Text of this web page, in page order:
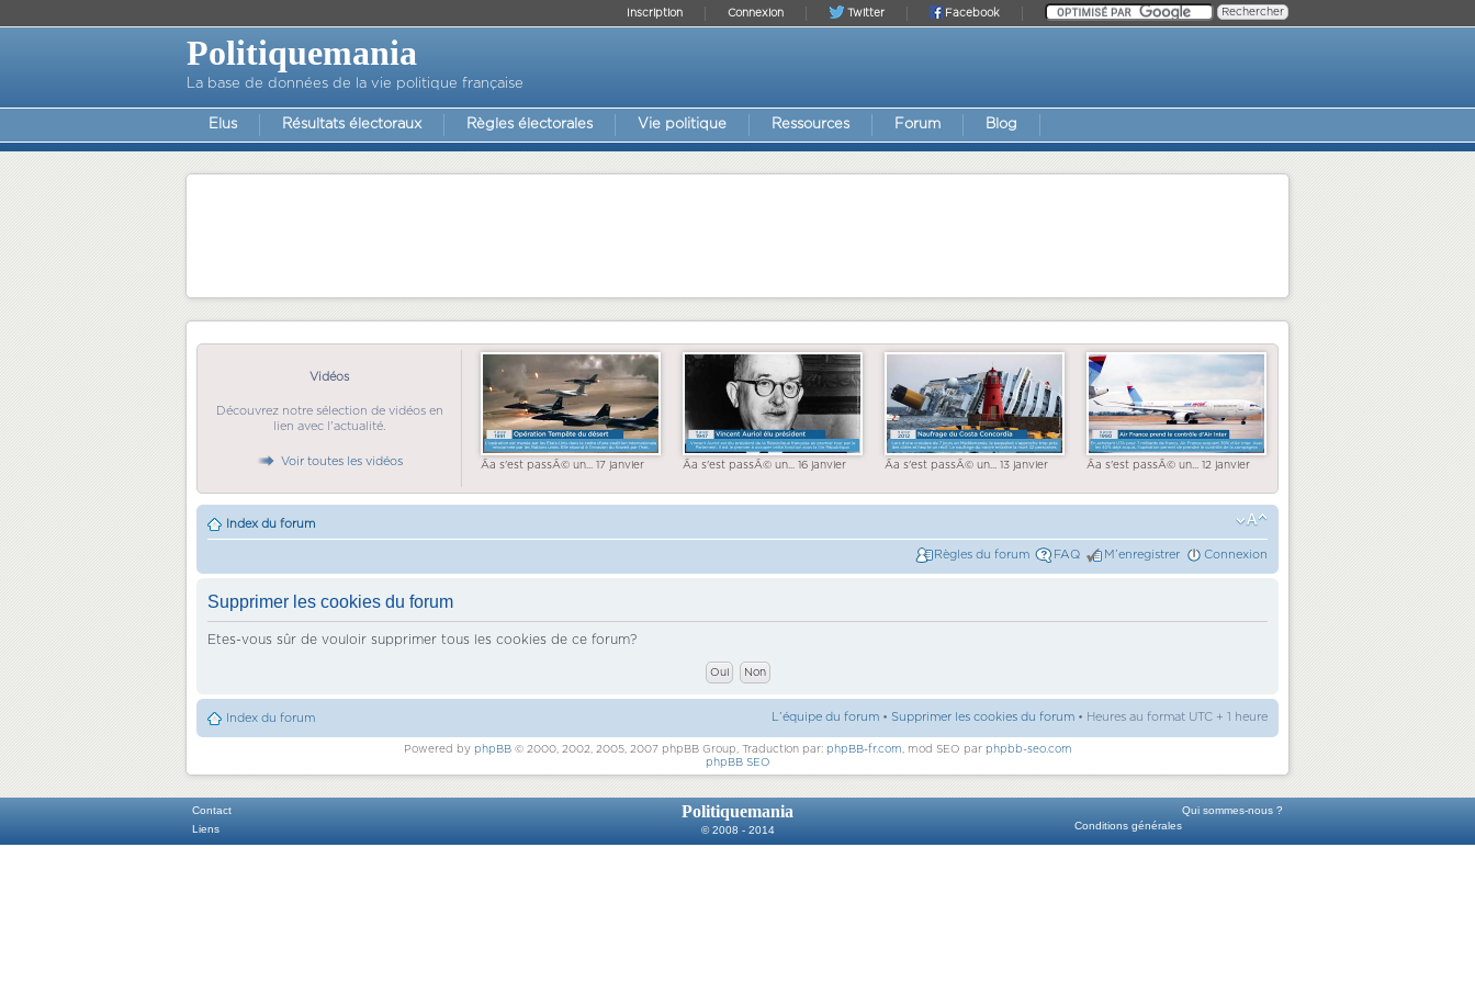
Facebook
Twitter
Connexion
Inscription
Politiquemania
La base de données de la vie politique française
Elus Résultats électoraux Règles électorales Vie politique Ressources Forum Blog
Vidéos
Découvrez notre sélection de vidéos en
lien avec l'actualité.
Voir toutes les vidéos Ãa s'est passÃ© un... 17 janvier Ãa s'est passÃ© un... 16 janvier Ãa s'est passÃ© un... 13 janvier Ãa s'est passÃ© un... 12 janvier
Index du forum
Règles du forum FAQ M’enregistrer Connexion
Supprimer les cookies du forum
Etes-vous sûr de vouloir supprimer tous les cookies de ce forum?
Index du forum L’équipe du forum • Supprimer les cookies du forum • Heures au format UTC + 1 heure
Powered by phpBB© 2000, 2002, 2005, 2007 phpBB Group, Traduction par: phpBB-fr.com, mod SEO par phpbb-seo.com
phpBB SEO
Contact
Liens
Politiquemania
© 2008 - 2014
Qui sommes-nous ?
Conditions générales